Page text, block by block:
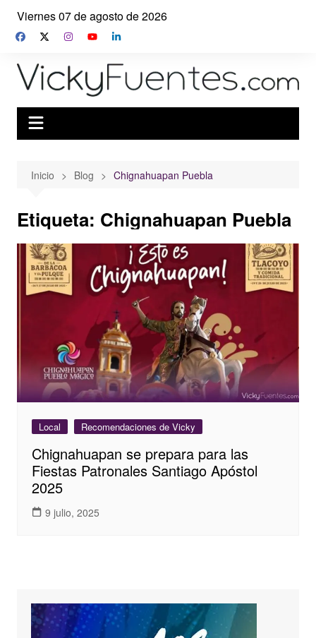
Saltar
contenido
Viernes 07 de agosto de 2026
Inicio Blog Chignahuapan Puebla
Etiqueta: Chignahuapan Puebla
Local Recomendaciones de Vicky
Chignahuapan se prepara para las
Fiestas Patronales Santiago Apóstol
2025
9 julio, 2025